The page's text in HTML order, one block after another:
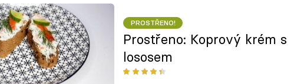
PROSTŘENO!
Prostřeno: Koprový krém s
lososem